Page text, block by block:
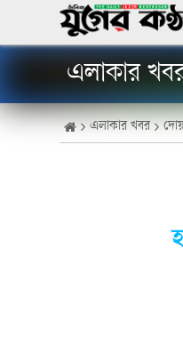
এলাকার
এলাকার খবর